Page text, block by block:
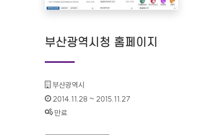
부산광역시청 홈페이지
기관명 :
부산광역시
인증기간 :
2014.11.28 ~ 2015.11.27
상태 :
만료